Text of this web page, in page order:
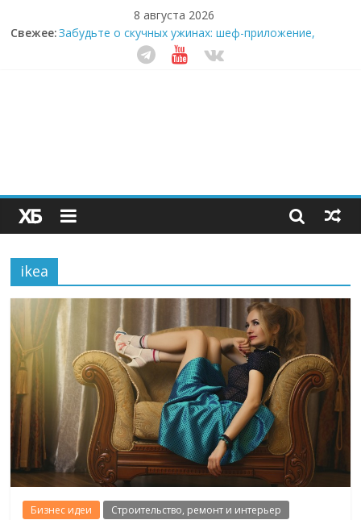
8 августа 2026
Свежее:Забудьте о скучных ужинах: шеф-приложение,
которое видит вашу еду насквозь
Небо зовёт: как бизнес на полётах дронов и
Секрет супергидратации: почему кокосовая вода с
пребиотиками становится главным трендом
здорового питания
ikea
Бизнес идеи Строительство, ремонт и интерьер